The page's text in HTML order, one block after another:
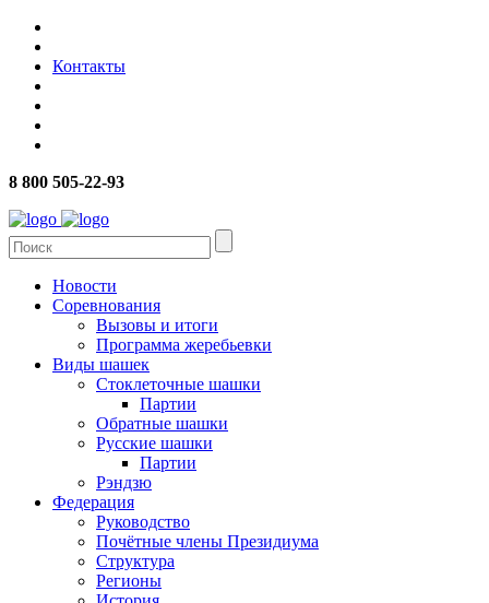
Контакты
8 800 505-22-93
Новости
Соревнования
Вызовы и итоги
Программа жеребьевки
Виды шашек
Стоклеточные шашки
Партии
Обратные шашки
Русские шашки
Партии
Рэндзю
Федерация
Руководство
Почётные члены Президиума
Структура
Регионы